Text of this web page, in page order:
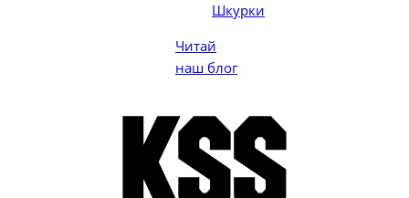
Шкурки
Читай
наш блог